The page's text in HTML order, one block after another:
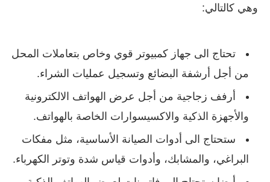
وهي كالتالي:
تحتاج الى جهاز كمبيوتر قوي وخاص بتعاملات المحل
من أجل أرشفة البضائع وتسجيل عمليات الشراء.
أرفف زجاجية من أجل عرض الهواتف الالكترونية
والأجهزة الذكية والاكسيسوارات الخاصة بالهواتف.
ستحتاج الى أدوات الصيانة الأساسية، مثل مفكات
البراغي، والمشابك، وأدوات قياس شدة وتوتر الكهرباء.